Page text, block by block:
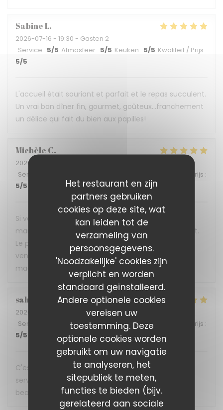
Het restaurant en zijn
partners gebruiken
cookies op deze site, wat
kan leiden tot de
verzameling van
persoonsgegevens.
'Noodzakelijke' cookies zijn
verplicht en worden
standaard geïnstalleerd.
Andere optionele cookies
vereisen uw
toestemming. Deze
optionele cookies worden
gebruikt om uw navigatie
te analyseren, het
sitepubliek te meten,
functies te bieden (bijv.
gerelateerd aan sociale
SabineL
2026-07-16 - 19:30 - Gasten 2
Service : 5/5 Atmosfeer : 5/5 Keuken : 5/5 Kwaliteit / Prijs :
5/5
L'accueil était souriant et parfait et le repas succulent.
Un vrai bon dîner fin, gourmet, goûteux...franchement
un délice qui fait du bien aux papilles!
Michèle C
2026-07-04
Service
Kwaliteit / Prijs :
5/5
Si vous voulez vous réconcilier avec vos papilles car
marre de la mal bouffe alors foncez direct au Reflet.
Le personnel bien sympathique se fera une joie de
venir vous servir les délicieux plats concoctés avec
maestria par l'équipe installée aux fourneaux.
sabine
2026-07-08
- 12:45 - Gasten 4
Service
Atmosfeer:5/5 Keuken:5/5 Kwaliteit / Prijs :
5/5
C'est une expérience gustative a chaque fois, un
service impeccable. Ne changer rien et merci
beaucoup pour cette accueil. A bientôt